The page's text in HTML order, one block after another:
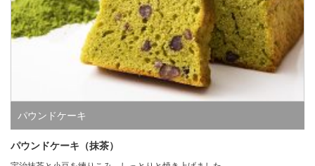
パウンドケーキ
パウンドケーキ（抹茶）